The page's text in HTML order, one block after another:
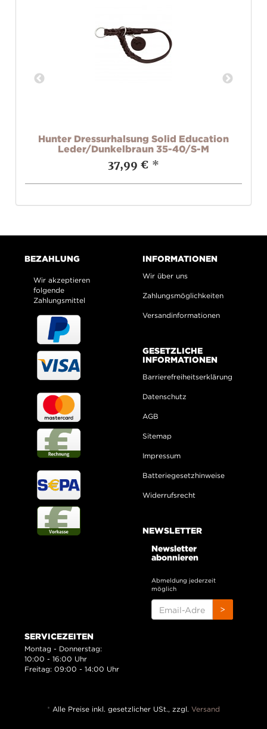
Hunter Dressurhalsung Solid Education
Leder/Dunkelbraun 35-40/S-M
37,99 € *
BEZAHLUNG
Wir akzeptieren
folgende
Zahlungsmittel
INFORMATIONEN
Wir über uns
Zahlungsmöglichkeiten
Versandinformationen
GESETZLICHE
INFORMATIONEN
Barrierefreiheitserklärung
Datenschutz
AGB
Sitemap
Impressum
Batteriegesetzhinweise
Widerrufsrecht
NEWSLETTER
Newsletter
abonnieren
Abmeldung jederzeit
möglich
ADRESSE
>
SERVICEZEITEN
Montag - Donnerstag:
10:00 - 16:00 Uhr
Freitag: 09:00 - 14:00 Uhr
* Alle Preise inkl. gesetzlicher USt., zzgl. Versand